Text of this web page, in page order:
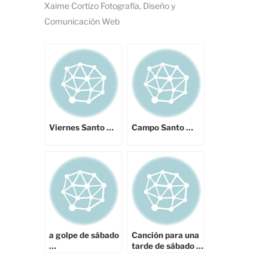
Xaime Cortizo Fotografía, Diseño y
Comunicación Web
Viernes Santo … Campo Santo …
a golpe de sábado
…
Canción para una
tarde de sábado …